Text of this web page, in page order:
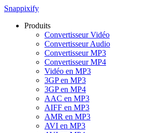
Snappixify
Produits
Convertisseur Vidéo
Convertisseur Audio
Convertisseur MP3
Convertisseur MP4
Vidéo en MP3
3GP en MP3
3GP en MP4
AAC en MP3
AIFF en MP3
AMR en MP3
AVI en MP3